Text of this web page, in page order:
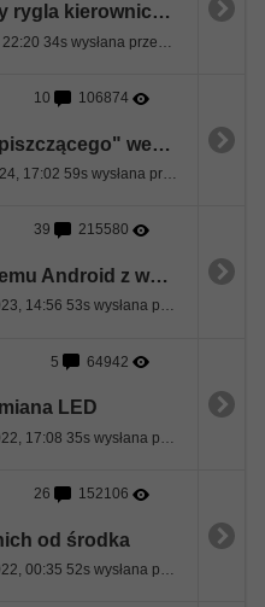
Naprawa silniczka blokady rygla kierownicy ESL demontaż kolumny kierowniczej.
10 106874
Demontaż i smarowanie "piszczącego" wentylatora nawiewu
Ostatnia wiadomość: 23 Grudnia 2024, 17:02 59s wysłana przez Artleks
39 215580
W212 APS50 montaż systemu Android z wyświetlaczem 10,25"
Ostatnia wiadomość: 24 Stycznia 2023, 14:56 53s wysłana przez covent
5 64942
LED
26 152106
od środka
Ostatnia wiadomość: 13 Sierpnia 2022, 00:35 52s wysłana przez martins84